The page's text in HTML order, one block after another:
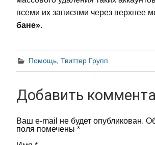
всеми их записями через верхнее
бане».
Помощь Твиттер Групп
Добавить
Ваш e-mail не будет опубликован.
поля помечены *